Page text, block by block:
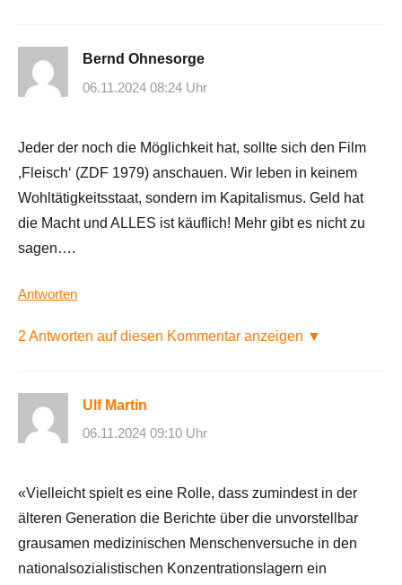
Bernd Ohnesorge
06.11.2024 08:24 Uhr
Jeder der noch die Möglichkeit hat, sollte sich den Film
,Fleisch‘ (ZDF 1979) anschauen. Wir leben in keinem
Wohltätigkeitsstaat, sondern im Kapitalismus. Geld hat
die Macht und ALLES ist käuflich! Mehr gibt es nicht zu
sagen….
Antworten
2 Antworten auf diesen Kommentar anzeigen ▼
Ulf Martin
06.11.2024 09:10 Uhr
«Vielleicht spielt es eine Rolle, dass zumindest in der
älteren Generation die Berichte über die unvorstellbar
grausamen medizinischen Menschenversuche in den
nationalsozialistischen Konzentrationslagern ein